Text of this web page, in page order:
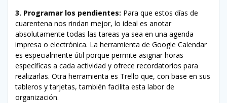
3. Programar los pendientes: Para que estos días de
cuarentena nos rindan mejor, lo ideal es anotar
absolutamente todas las tareas ya sea en una agenda
impresa o electrónica. La herramienta de Google Calendar
es especialmente útil porque permite asignar horas
específicas a cada actividad y ofrece recordatorios para
realizarlas. Otra herramienta es Trello que, con base en sus
tableros y tarjetas, también facilita esta labor de
organización.